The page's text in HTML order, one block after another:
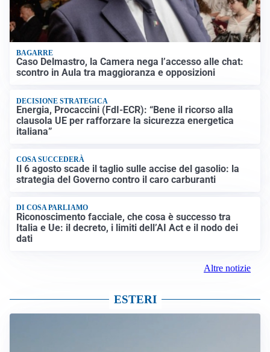
BAGARRE
Caso Delmastro, la Camera nega l’accesso alle chat:
scontro in Aula tra maggioranza e opposizioni
DECISIONE STRATEGICA
Energia, Procaccini (FdI-ECR): “Bene il ricorso alla
clausola UE per rafforzare la sicurezza energetica
italiana”
COSA SUCCEDERÀ
Il 6 agosto scade il taglio sulle accise del gasolio: la
strategia del Governo contro il caro carburanti
DI COSA PARLIAMO
Riconoscimento facciale, che cosa è successo tra
Italia e Ue: il decreto, i limiti dell’AI Act e il nodo dei
dati
Altre notizie
ESTERI